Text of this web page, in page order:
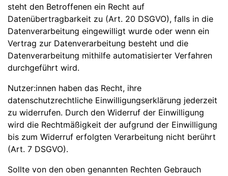
steht den Betroffenen ein Recht auf
Datenübertragbarkeit zu (Art. 20 DSGVO), falls in die
Datenverarbeitung eingewilligt wurde oder wenn ein
Vertrag zur Datenverarbeitung besteht und die
Datenverarbeitung mithilfe automatisierter Verfahren
durchgeführt wird.
Nutzer:innen haben das Recht, ihre
datenschutzrechtliche Einwilligungserklärung jederzeit
zu widerrufen. Durch den Widerruf der Einwilligung
wird die Rechtmäßigkeit der aufgrund der Einwilligung
bis zum Widerruf erfolgten Verarbeitung nicht berührt
(Art. 7 DSGVO).
Sollte von den oben genannten Rechten Gebrauch